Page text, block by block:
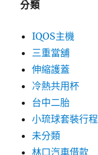
分類
IQOS主機
三重當舖
伸縮護蓋
冷熱共用杯
台中二胎
小琉球套裝行程
未分類
林口汽車借款